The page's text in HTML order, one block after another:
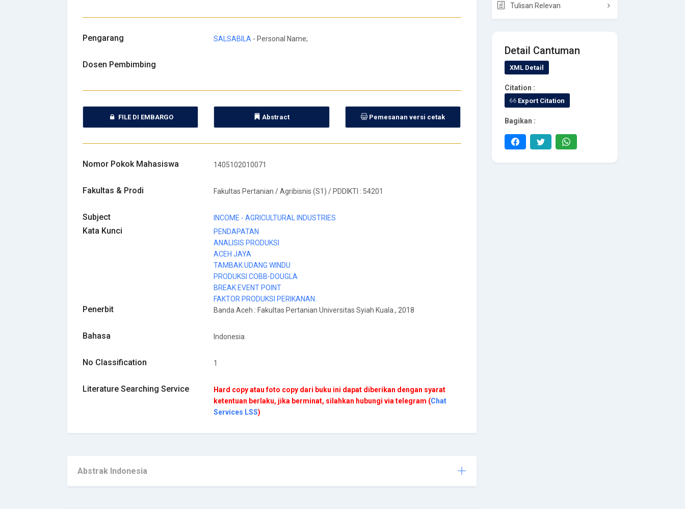
Pengarang SALSABILA - Personal Name;
Dosen Pembimbing
FILE DI EMBARGO Abstract Pemesanan versi cetak
Nomor Pokok Mahasiswa 1405102010071
Fakultas & Prodi Fakultas Pertanian / Agribisnis (S1) / PDDIKTI : 54201
Subject INCOME - AGRICULTURAL INDUSTRIES
Kata Kunci
PENDAPATAN
ANALISIS PRODUKSI
ACEH JAYA
TAMBAK UDANG WINDU
PRODUKSI COBB-DOUGLA
BREAK EVENT POINT
FAKTOR PRODUKSI PERIKANAN..
Penerbit Banda Aceh : Fakultas Pertanian Universitas Syiah Kuala ., 2018
Bahasa Indonesia
No Classification 1
Literature Searching Service
Hard copy atau foto copy dari buku ini dapat diberikan dengan syarat
ketentuan berlaku, jika berminat, silahkan hubungi via telegram (Chat
Services LSS)
Abstrak Indonesia
Tulisan Relevan
Detail Cantuman
XML Detail
Citation :
Export Citation
Bagikan :